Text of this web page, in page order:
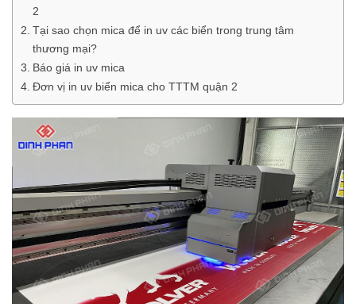
2
Tại sao chọn mica để in uv các biển trong trung tâm
thương mại?
Báo giá in uv mica
Đơn vị in uv biển mica cho TTTM quận 2